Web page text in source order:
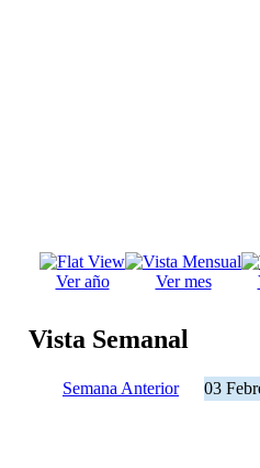
Ver año Ver mes
Vista Semanal
Semana Anterior 03